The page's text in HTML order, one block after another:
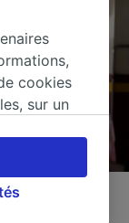
cookies
sur un
votre
en
sur la